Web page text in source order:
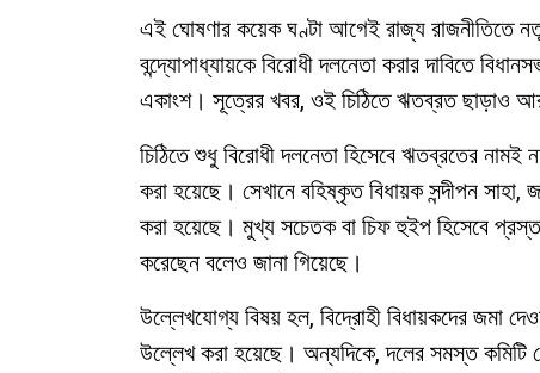
এই ঘোষণার কয়েক ঘণ্টা আগেই রাজ্য রাজনীতিতে
বন্দ্যোপাধ্যায়কে বিরোধী দলনেতা করার দাবিতে
একাংশ। সূত্রের খবর, ওই চিঠিতে ঋতব্রত ছাড়াও
চিঠিতে শুধু বিরোধী দলনেতা হিসেবে ঋতব্রতের
করা হয়েছে। সেখানে বহিষ্কৃত বিধায়ক সন্দীপন
করা হয়েছে। মুখ্য সচেতক বা চিফ হুইপ হিসেবে
করেছেন বলেও জানা গিয়েছে।
উল্লেখযোগ্য বিষয় হল, বিদ্রোহী বিধায়কদের জমা
উল্লেখ করা হয়েছে। অন্যদিকে, দলের সমস্ত কমিটি